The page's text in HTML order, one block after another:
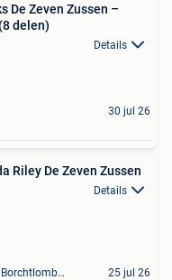
De Zeven Zussen –
delen)
Details
30 jul 26
Riley De Zeven Zussen
Details
Liedekerke +Deel Borchtlombeek 25 jul 26